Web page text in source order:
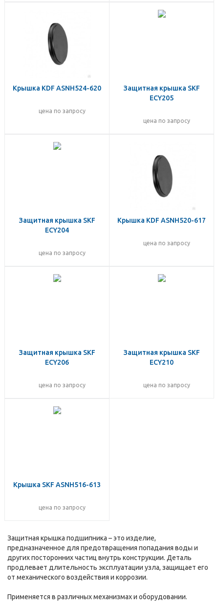
Крышка KDF ASNH524-620
цена по запросу
Защитная крышка SKF
ECY205
цена по запросу
Защитная крышка SKF
ECY204
цена по запросу
Крышка KDF ASNH520-617
цена по запросу
Защитная крышка SKF
ECY206
цена по запросу
Защитная крышка SKF
ECY210
цена по запросу
Крышка SKF ASNH516-613
цена по запросу
Защитная крышка подшипника – это изделие,
предназначенное для предотвращения попадания воды и
других посторонних частиц внутрь конструкции. Деталь
продлевает длительность эксплуатации узла, защищает его
от механического воздействия и коррозии.
Применяется в различных механизмах и оборудовании.